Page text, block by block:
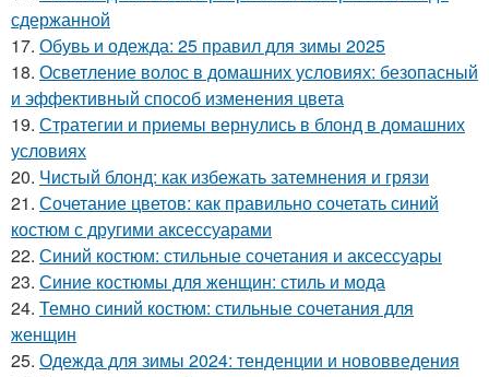
сдержанной
17. Обувь и одежда: 25 правил для зимы 2025
18. Осветление волос в домашних условиях: безопасный
и эффективный способ изменения цвета
19. Стратегии и приемы вернулись в блонд в домашних
условиях
20. Чистый блонд: как избежать затемнения и грязи
21. Сочетание цветов: как правильно сочетать синий
костюм с другими аксессуарами
22. Синий костюм: стильные сочетания и аксессуары
23. Синие костюмы для женщин: стиль и мода
24. Темно синий костюм: стильные сочетания для
женщин
25. Одежда для зимы 2024: тенденции и нововведения